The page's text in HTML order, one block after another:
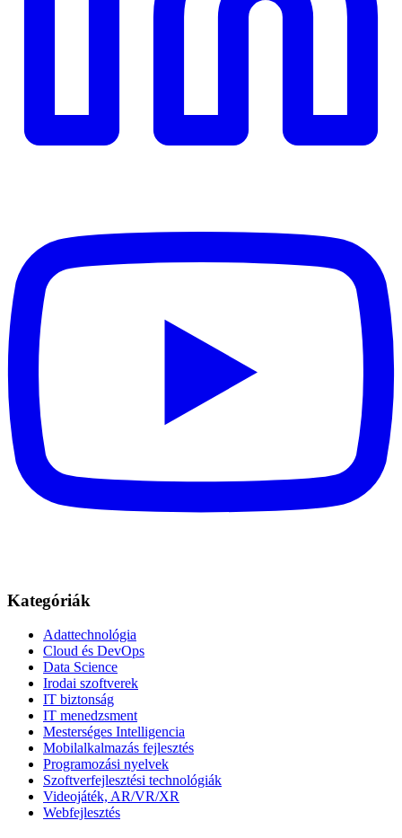
Kategóriák
Adattechnológia
Cloud és DevOps
Data Science
Irodai szoftverek
IT biztonság
IT menedzsment
Mesterséges Intelligencia
Mobilalkalmazás fejlesztés
Programozási nyelvek
Szoftverfejlesztési technológiák
Videojáték, AR/VR/XR
Webfejlesztés